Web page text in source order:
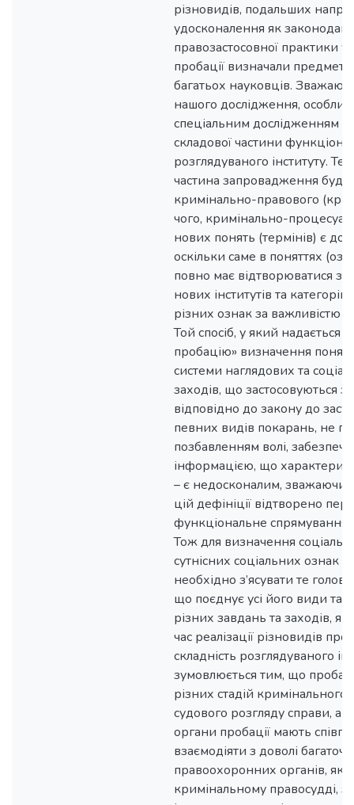
різновидів, подальших
удосконалення як
правозастосовної практики у
пробації визначали предмет
багатьох науковців.
нашого дослідження,
спеціальним дослідженням
складової частини
розглядуваного інституту.
частина запровадження
кримінально-правового
чого, кримінально-
нових понять (термінів) є
оскільки саме в поняттях
повно має відтворюватися
нових інститутів та
різних ознак за важливістю
Той спосіб, у який надається
пробацію» визначення
системи наглядових та
заходів, що застосовуються
відповідно до закону до
певних видів покарань, не
позбавленням волі,
інформацією, що
– є недосконалим, зважаючи
цій дефініції відтворено
функціональне спрямування
Тож для визначення
сутнісних соціальних ознак
необхідно з’ясувати те
що поєднує усі його види та
різних завдань та заходів,
час реалізації різновидів
складність розглядуваного
зумовлюється тим, що
різних стадій
судового розгляду справи, а
органи пробації мають
взаємодіяти з доволі
правоохоронних органів, які
кримінальному правосудді,